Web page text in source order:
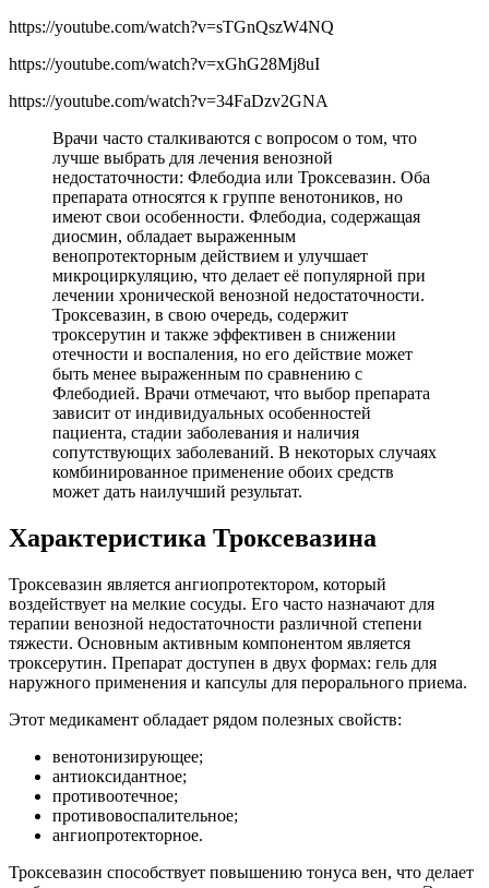
https://youtube.com/watch?v=sTGnQszW4NQ
https://youtube.com/watch?v=xGhG28Mj8uI
https://youtube.com/watch?v=34FaDzv2GNA
Врачи часто сталкиваются с вопросом о том, что
лучше выбрать для лечения венозной
недостаточности: Флебодиа или Троксевазин. Оба
препарата относятся к группе венотоников, но
имеют свои особенности. Флебодиа, содержащая
диосмин, обладает выраженным
венопротекторным действием и улучшает
микроциркуляцию, что делает её популярной при
лечении хронической венозной недостаточности.
Троксевазин, в свою очередь, содержит
троксерутин и также эффективен в снижении
отечности и воспаления, но его действие может
быть менее выраженным по сравнению с
Флебодией. Врачи отмечают, что выбор препарата
зависит от индивидуальных особенностей
пациента, стадии заболевания и наличия
сопутствующих заболеваний. В некоторых случаях
комбинированное применение обоих средств
может дать наилучший результат.
Характеристика Троксевазина
Троксевазин является ангиопротектором, который
воздействует на мелкие сосуды. Его часто назначают для
терапии венозной недостаточности различной степени
тяжести. Основным активным компонентом является
троксерутин. Препарат доступен в двух формах: гель для
наружного применения и капсулы для перорального приема.
Этот медикамент обладает рядом полезных свойств:
венотонизирующее;
антиоксидантное;
противоотечное;
противовоспалительное;
ангиопротекторное.
Троксевазин способствует повышению тонуса вен, что делает